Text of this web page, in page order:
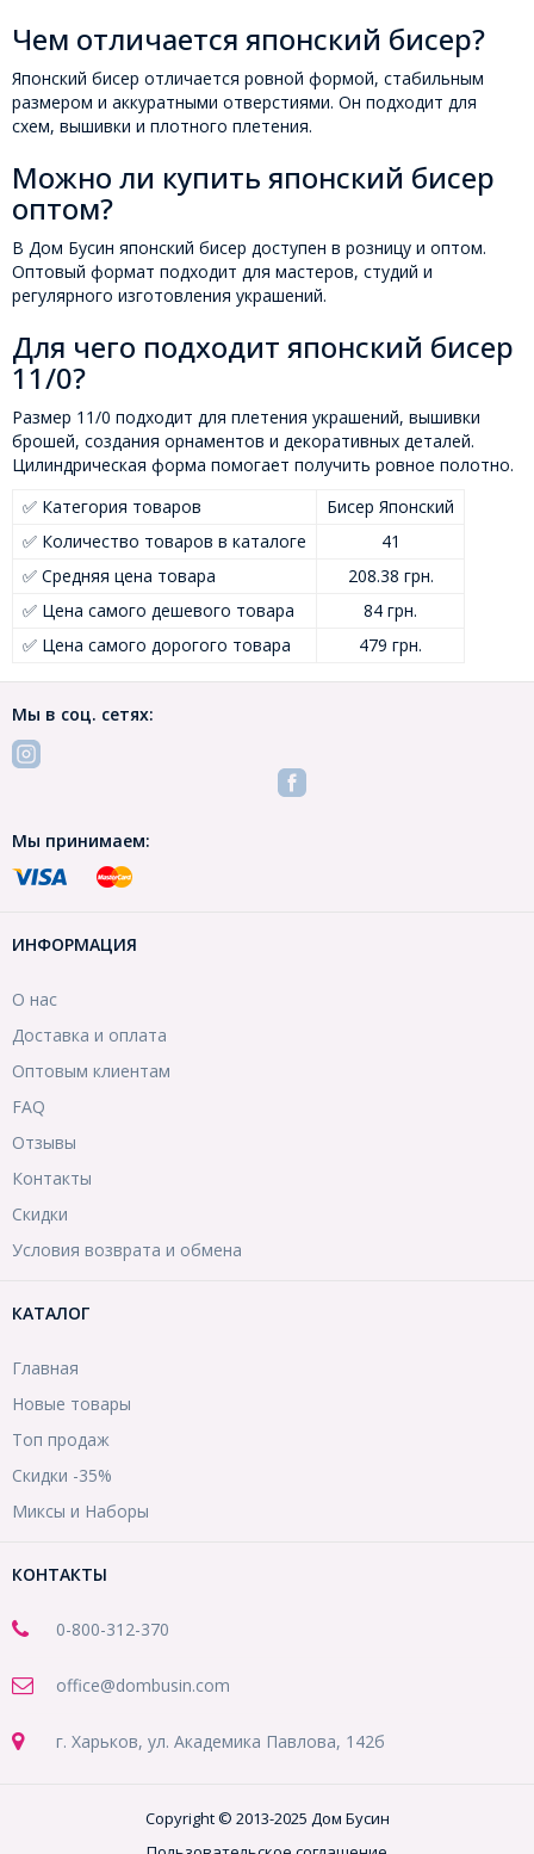
Чем отличается японский бисер?
Японский бисер отличается ровной формой, стабильным
размером и аккуратными отверстиями. Он подходит для
схем, вышивки и плотного плетения.
Можно ли купить японский бисер
оптом?
В Дом Бусин японский бисер доступен в розницу и оптом.
Оптовый формат подходит для мастеров, студий и
регулярного изготовления украшений.
Для чего подходит японский бисер
11/0?
Размер 11/0 подходит для плетения украшений, вышивки
брошей, создания орнаментов и декоративных деталей.
Цилиндрическая форма помогает получить ровное полотно.
✅ Категория товаров
Бисер Японский
✅ Количество товаров в каталоге
41
✅ Средняя цена товара
208.38 грн.
✅ Цена самого дешевого товара
84 грн.
✅ Цена самого дорогого товара
479 грн.
Мы в соц. сетях:
Мы принимаем:
ИНФОРМАЦИЯ
О нас
Доставка и оплата
Оптовым клиентам
FAQ
Отзывы
Контакты
Скидки
Условия возврата и обмена
КАТАЛОГ
Главная
Новые товары
Топ продаж
Скидки -35%
Миксы и Наборы
КОНТАКТЫ
0-800-312-370
office@dombusin.com
г. Харьков, ул. Академика Павлова, 142б
Copyright © 2013-2025 Дом Бусин